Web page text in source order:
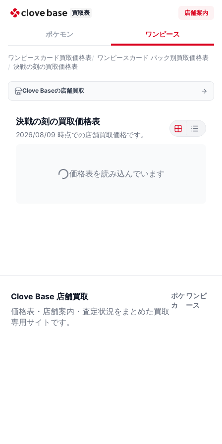
買取表 店舗案内
ポケモン ワンピース
ワンピースカード買取価格表 ワンピースカード パック別買取価格表
決戦の刻の買取価格表
Clove Baseの店舗買取
決戦の刻の買取価格表
2026/08/09 時点での店舗買取価格です。
価格表を読み込んでいます
Clove Base 店舗買取
価格表・店舗案内・査定状況をまとめた買取
専用サイトです。
ポケ
カ
ワンピ
ース